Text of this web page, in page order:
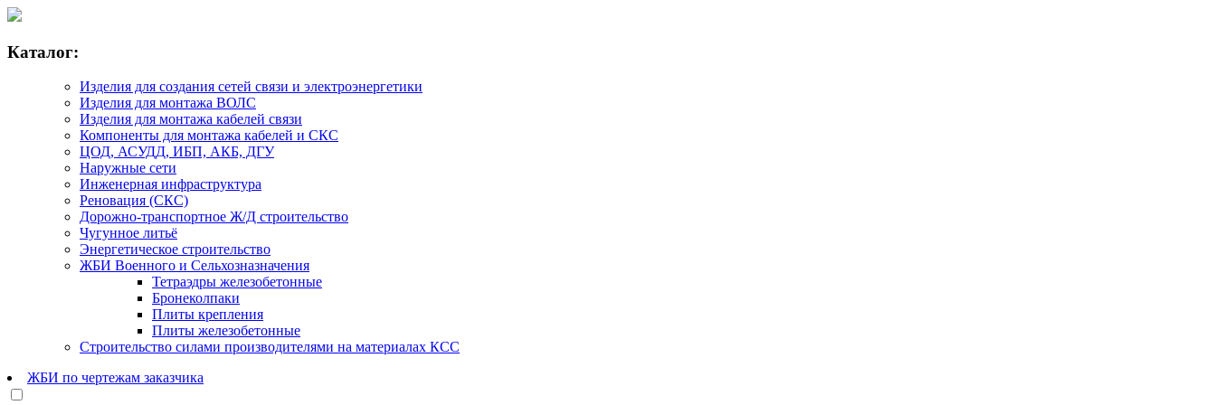
Каталог:
Изделия для создания сетей связи и электроэнергетики
Изделия для монтажа ВОЛС
Изделия для монтажа кабелей связи
Компоненты для монтажа кабелей и СКС
ЦОД, АСУДД, ИБП, АКБ, ДГУ
Наружные сети
Инженерная инфраструктура
Реновация (СКС)
Дорожно-транспортное Ж/Д строительство
Чугунное литьё
Энергетическое строительство
ЖБИ Военного и Сельхозназначения
Тетраэдры железобетонные
Бронеколпаки
Плиты крепления
Плиты железобетонные
Строительство силами производителями на материалах КСС
ЖБИ по чертежам заказчика